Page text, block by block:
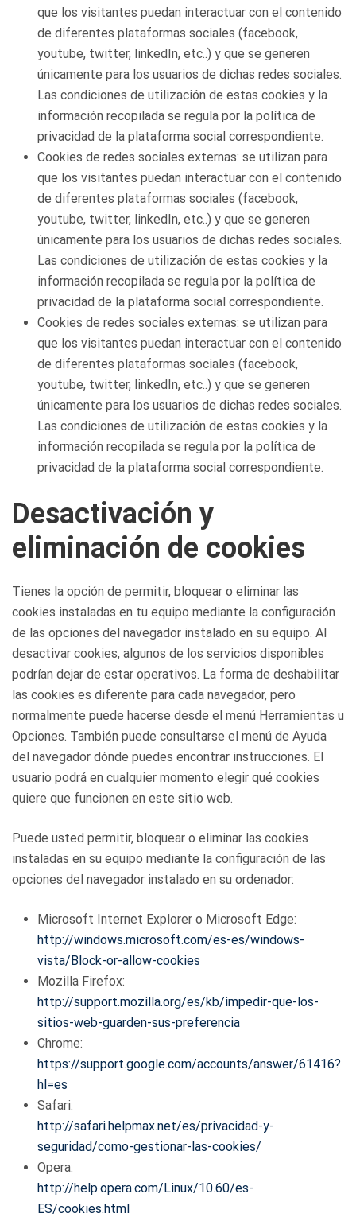
que los visitantes puedan interactuar con el contenido
de diferentes plataformas sociales (facebook,
youtube, twitter, linkedIn, etc..) y que se generen
únicamente para los usuarios de dichas redes sociales.
Las condiciones de utilización de estas cookies y la
información recopilada se regula por la política de
privacidad de la plataforma social correspondiente.
Cookies de redes sociales externas: se utilizan para
que los visitantes puedan interactuar con el contenido
de diferentes plataformas sociales (facebook,
youtube, twitter, linkedIn, etc..) y que se generen
únicamente para los usuarios de dichas redes sociales.
Las condiciones de utilización de estas cookies y la
información recopilada se regula por la política de
privacidad de la plataforma social correspondiente.
Cookies de redes sociales externas: se utilizan para
que los visitantes puedan interactuar con el contenido
de diferentes plataformas sociales (facebook,
youtube, twitter, linkedIn, etc..) y que se generen
únicamente para los usuarios de dichas redes sociales.
Las condiciones de utilización de estas cookies y la
información recopilada se regula por la política de
privacidad de la plataforma social correspondiente.
Desactivación y
eliminación de cookies
Tienes la opción de permitir, bloquear o eliminar las
cookies instaladas en tu equipo mediante la configuración
de las opciones del navegador instalado en su equipo. Al
desactivar cookies, algunos de los servicios disponibles
podrían dejar de estar operativos. La forma de deshabilitar
las cookies es diferente para cada navegador, pero
normalmente puede hacerse desde el menú Herramientas u
Opciones. También puede consultarse el menú de Ayuda
del navegador dónde puedes encontrar instrucciones. El
usuario podrá en cualquier momento elegir qué cookies
quiere que funcionen en este sitio web.
Puede usted permitir, bloquear o eliminar las cookies
instaladas en su equipo mediante la configuración de las
opciones del navegador instalado en su ordenador:
Microsoft Internet Explorer o Microsoft Edge:
http://windows.microsoft.com/es-es/windows-
vista/Block-or-allow-cookies
Mozilla Firefox:
http://support.mozilla.org/es/kb/impedir-que-los-
sitios-web-guarden-sus-preferencia
Chrome:
https://support.google.com/accounts/answer/61416?
hl=es
Safari:
http://safari.helpmax.net/es/privacidad-y-
seguridad/como-gestionar-las-cookies/
Opera:
http://help.opera.com/Linux/10.60/es-
ES/cookies.html